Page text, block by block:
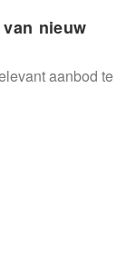
nieuw
aanbod te